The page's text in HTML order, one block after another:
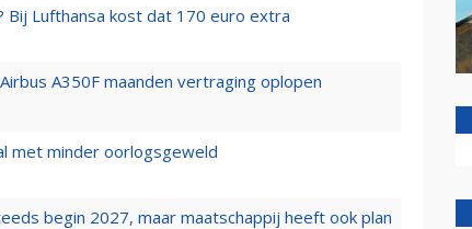
Bij Lufthansa kost dat 170 euro extra
A350F maanden vertraging oplopen
met minder oorlogsgeweld
begin 2027, maar maatschappij heeft ook plan